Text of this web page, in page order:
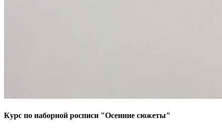
Курс по наборной росписи "Осенние сюжеты"